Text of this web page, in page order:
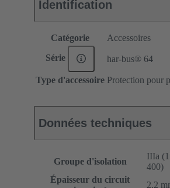
Identification
Catégorie Accessoires
Série har-bus® 64
Type d'accessoire Protection pour
Données techniques
Groupe d'isolation
IIIa
400)
Épaisseur du circuit
‌2,2